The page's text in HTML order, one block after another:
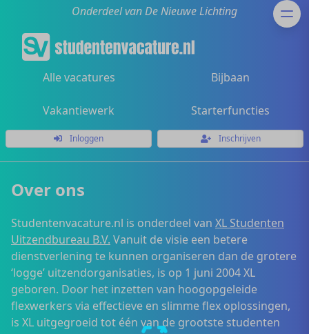
Onderdeel van De Nieuwe Lichting
Alle vacatures Bijbaan
Vakantiewerk Starterfuncties
Inloggen Inschrijven
Over ons
Studentenvacature.nl is onderdeel van XL Studenten
Uitzendbureau B.V. Vanuit de visie een betere
dienstverlening te kunnen organiseren dan de grotere
‘logge’ uitzendorganisaties, is op 1 juni 2004 XL
geboren. Door het inzetten van hoogopgeleide
flexwerkers via effectieve en slimme flex oplossingen,
is XL uitgegroeid tot één van de grootste studenten